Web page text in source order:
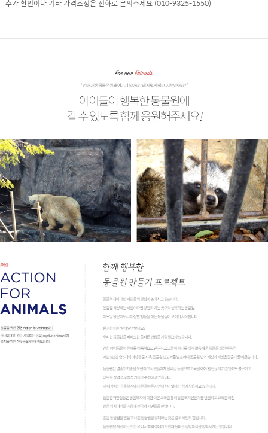
추가 할인이나 기타 가격조정은 전화로 문의주세요 (010-9325-1550)